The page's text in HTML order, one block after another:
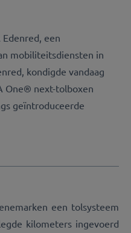
een
mobiliteitsdiensten in
kondigde vandaag
One® next-tolboxen
geïntroduceerde
een tolsysteem
kilometers ingevoerd